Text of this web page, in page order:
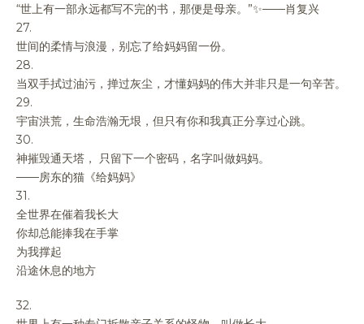
“世上有一部永远都写不完的书，那便是母亲。”✨——肖复兴
27.
世间的柔情与浪漫，别忘了给妈妈留一份。
28.
当双手拭过油污，掸过灰尘，才懂妈妈的伟大并非只是一句辛苦。
29.
宇宙洪荒，生命浩瀚无垠，但只有你和我真正分享过心跳。
30.
神摧毁通天塔， 只留下一个密码，名字叫做妈妈。
——房东的猫《给妈妈》
31.
全世界在催着我长大
你却总能捧我在手掌
为我撑起
沿途休息的地方
32.